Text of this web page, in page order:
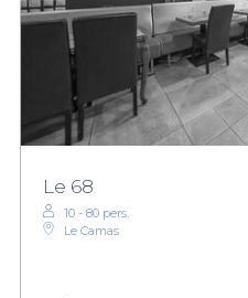
Le 68
10 - 80 pers.
Le Camas